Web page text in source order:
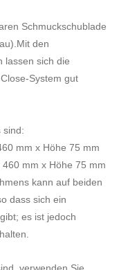
Schmuckschublade
Mit den
lassen sich die
System gut
sind:
mm x Höhe 75 mm
mm x Höhe 75 mm
kann auf beiden
dass sich ein
es ist jedoch
verwenden Sie